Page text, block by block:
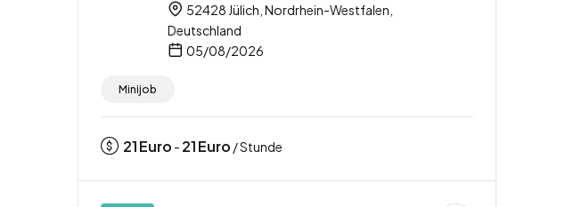
52428 Jülich, Nordrhein-Westfalen,
Deutschland
05/08/2026
Minijob
21Euro - 21Euro / Stunde